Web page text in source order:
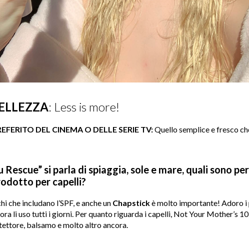
: Less is more!
DEL CINEMA O DELLE SERIE TV:Quello semplice e fresco
Rescue” si parla di spiaggia, sole e mare, quali sono
per capelli?
che includano l’SPF, e anche un Chapstickè molto importante! Adoro
li uso tutti i giorni. Per quanto riguarda i capelli, Not Your Mother’s
balsamo e molto altro ancora.